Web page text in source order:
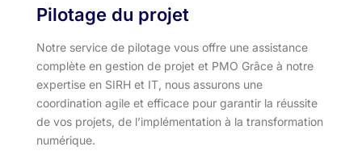
Pilotage du projet
Notre service de pilotage vous offre une assistance
complète en gestion de projet et PMO Grâce à notre
expertise en SIRH et IT, nous assurons une
coordination agile et efficace pour garantir la réussite
de vos projets, de l’implémentation à la transformation
numérique.